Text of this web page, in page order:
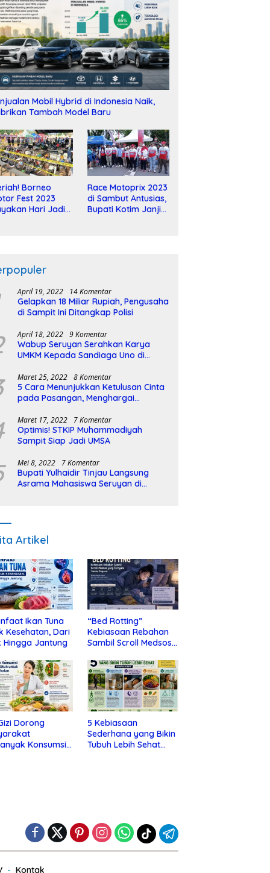
Mobil Hybrid di Indonesia Naik,
Tambah Model Baru
Borneo
Fest 2023
Hari Jadi
Race Motoprix 2023
di Sambut Antusias,
Bupati Kotim Janji
April 19, 2022 14 Komentar
Gelapkan 18 Miliar Rupiah, Pengusaha
di Sampit Ini Ditangkap Polisi
April 18, 2022 9 Komentar
Wabup Seruyan Serahkan Karya
UMKM Kepada Sandiaga Uno di
Maret 25, 2022 8 Komentar
5 Cara Menunjukkan Ketulusan Cinta
pada Pasangan, Menghargai
Maret 17, 2022 7 Komentar
Optimis! STKIP Muhammadiyah
Sampit Siap Jadi UMSA
Mei 8, 2022 7 Komentar
Bupati Yulhaidir Tinjau Langsung
Asrama Mahasiswa Seruyan di
Artikel
Ikan Tuna
Kesehatan, Dari
Hingga Jantung
“Bed Rotting”
Kebiasaan Rebahan
Sambil Scroll Medsos
Depresi
Dorong
Konsumsi
5 Kebiasaan
Sederhana yang Bikin
Tubuh Lebih Sehat
Kontak